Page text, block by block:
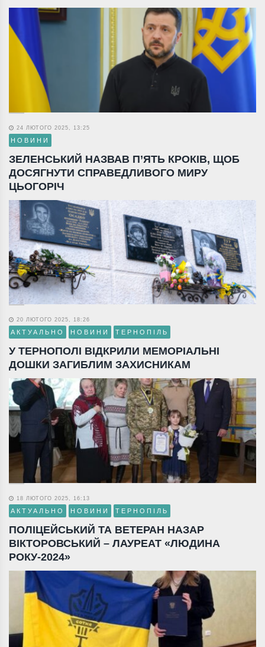
24 ЛЮТОГО 2025, 13:25
НОВИНИ
ЗЕЛЕНСЬКИЙ НАЗВАВ П’ЯТЬ КРОКІВ, ЩОБ
ДОСЯГНУТИ СПРАВЕДЛИВОГО МИРУ
ЦЬОГОРІЧ
20 ЛЮТОГО 2025, 18:26
АКТУАЛЬНО НОВИНИ ТЕРНОПІЛЬ
У ТЕРНОПОЛІ ВІДКРИЛИ МЕМОРІАЛЬНІ
ДОШКИ ЗАГИБЛИМ ЗАХИСНИКАМ
18 ЛЮТОГО 2025, 16:13
АКТУАЛЬНО НОВИНИ ТЕРНОПІЛЬ
ПОЛІЦЕЙСЬКИЙ ТА ВЕТЕРАН НАЗАР
ВІКТОРОВСЬКИЙ – ЛАУРЕАТ «ЛЮДИНА
РОКУ-2024»